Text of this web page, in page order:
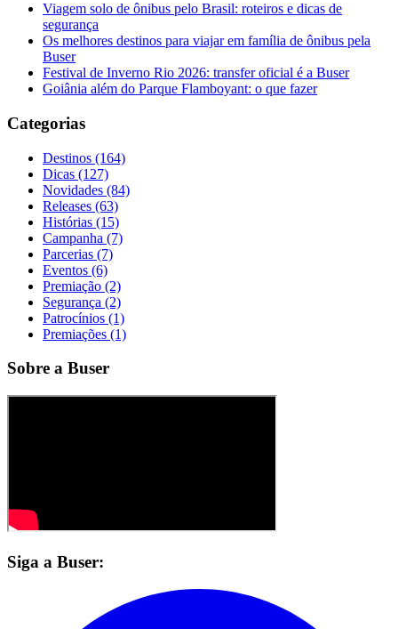
Viagem solo de ônibus pelo Brasil: roteiros e dicas de
segurança
Os melhores destinos para viajar em família de ônibus pela
Buser
Festival de Inverno Rio 2026: transfer oficial é a Buser
Goiânia além do Parque Flamboyant: o que fazer
Categorias
Destinos (164)
Dicas (127)
Novidades (84)
Releases (63)
Histórias (15)
Campanha (7)
Parcerias (7)
Eventos (6)
Premiação (2)
Segurança (2)
Patrocínios (1)
Premiações (1)
Sobre a Buser
Siga a Buser: